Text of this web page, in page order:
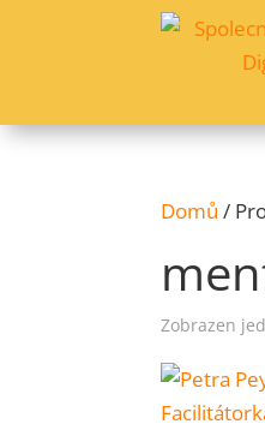
Domů /
Zobrazen